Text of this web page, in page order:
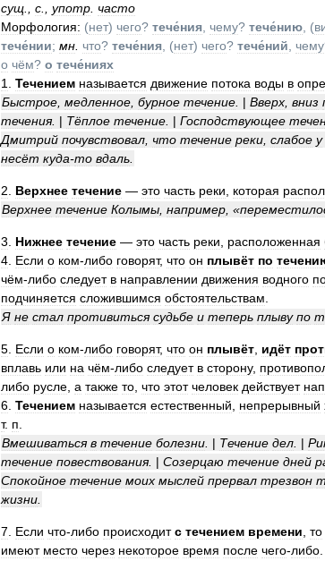
сущ
с употр часто
Морфология: (нет) чего? тече́ния чему? тече́нию , (
тече́нии; мн что? тече́ния , (нет) чего? тече́ний чему
о чём? о тече́ниях
1
Течением называется движение потока воды в
Быстрое медленное бурное течение | Вверх вниз
течения. | Тёплое течение | Господствующее
Дмитрий почувствовал что течение реки слабое у
несёт куда-то вдаль
2 Верхнее течение — это часть реки которая
Верхнее течение Колымы например , «
3 Нижнее течение — это часть реки расположенная
4 Если о ком-либо говорят, что он плывёт по
чём-либо следует в направлении движения водного
подчиняется сложившимся обстоятельствам
Я не стал противиться судьбе и теперь плыву по
5 Если о ком-либо говорят, что он плывёт идёт
вплавь или на чём-либо следует в сторону,
либо русле а также то что этот человек действует
6 Течением называется естественный непрерывный
т. п
Вмешиваться в течение болезни | Течение дел |
течение повествования. | Созерцаю течение дней
Спокойное течение моих мыслей прервал трезвон
жизни
7 Если что-либо происходит с течением времени то
имеют место через некоторое время после чего-либо